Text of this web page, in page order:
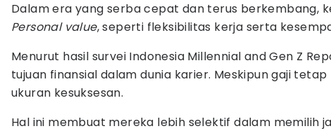
Dalam era yang serba cepat dan terus berkembang,
Personal value, seperti fleksibilitas kerja serta
Menurut hasil survei Indonesia Millennial and Gen Z
tujuan finansial dalam dunia karier. Meskipun gaji
ukuran kesuksesan.
Hal ini membuat mereka lebih selektif dalam memilih